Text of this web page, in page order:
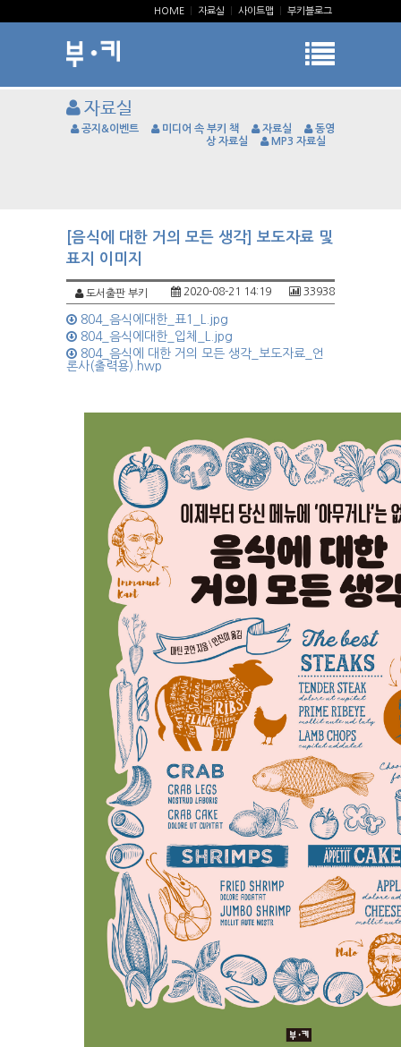
HOME 자료실 사이트맵 부키블로그
자료실
공지&이벤트 미디어 속 부키 책 자료실
동영
상 자료실
MP3 자료실
[음식에 대한 거의 모든 생각] 보도자료 및
표지 이미지
도서출판 부키 33938
2020-08-21 14:19
804_음식에대한_표1_L.jpg
804_음식에대한_입체_L.jpg
804_음식에 대한 거의 모든 생각_보도자료_언
론사(출력용).hwp